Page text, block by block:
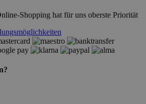
Shopping hat für uns oberste Priorität